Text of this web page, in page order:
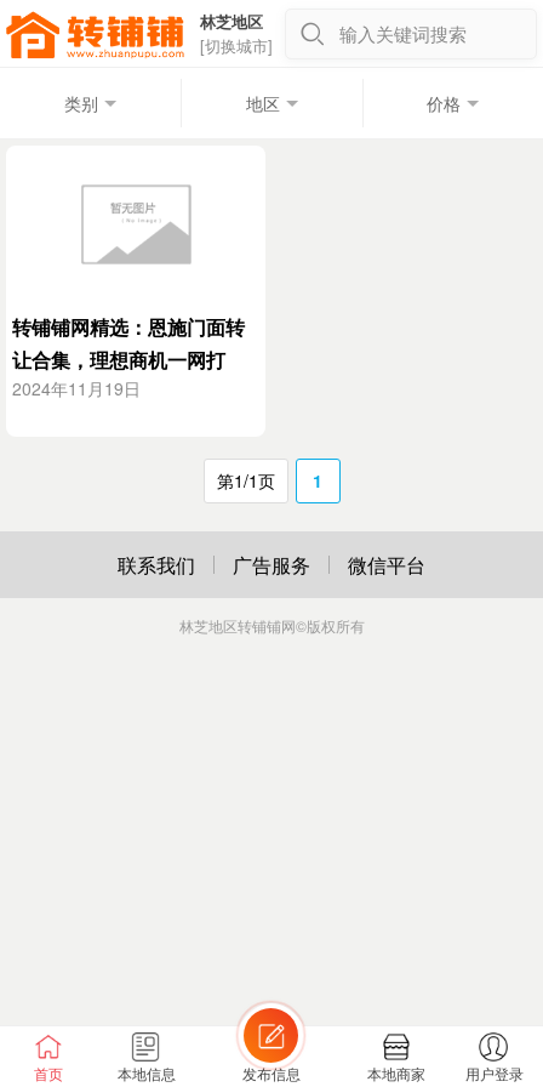
林芝地区
[切换城市]
输入关键词搜索
类别 地区 价格
转铺铺网精选：恩施门面转
让合集，理想商机一网打
尽！
2024年11月19日
第1/1页 1
首页 本地信息 发布信息 本地商家 用户登录
联系我们 广告服务 微信平台
林芝地区转铺铺网©版权所有